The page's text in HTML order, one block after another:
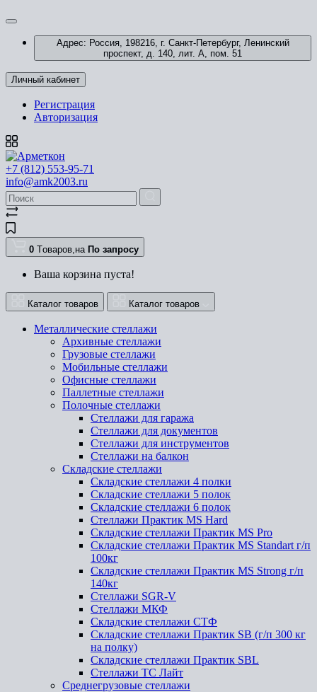
Адрес: Россия, 198216, г. Санкт-Петербург, Ленинский
проспект, д. 140, лит. А, пом. 51
Личный кабинет
Регистрация
Авторизация
+7 (812) 553-95-71
info@amk2003.ru
0 Tоваров,на По запросу
Ваша корзина пуста!
Каталог товаров Каталог товаров
Металлические стеллажи
Архивные стеллажи
Грузовые стеллажи
Мобильные стеллажи
Офисные стеллажи
Паллетные стеллажи
Полочные стеллажи
Стеллажи для гаража
Стеллажи для документов
Стеллажи для инструментов
Стеллажи на балкон
Складские стеллажи
Складские стеллажи 4 полки
Складские стеллажи 5 полок
Складские стеллажи 6 полок
Стеллажи Практик MS Hard
Складские стеллажи Практик MS Pro
Складские стеллажи Практик MS Standart г/п
100кг
Складские стеллажи Практик MS Strong г/п
140кг
Стеллажи SGR-V
Стеллажи МКФ
Складские стеллажи СТФ
Складские стеллажи Практик SB (г/п 300 кг
на полку)
Складские стеллажи Практик SBL
Стеллажи ТС Лайт
Среднегрузовые стеллажи